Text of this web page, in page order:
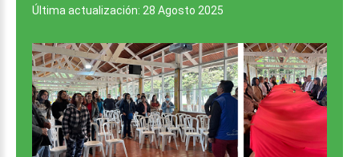
Última actualización: 28 Agosto 2025